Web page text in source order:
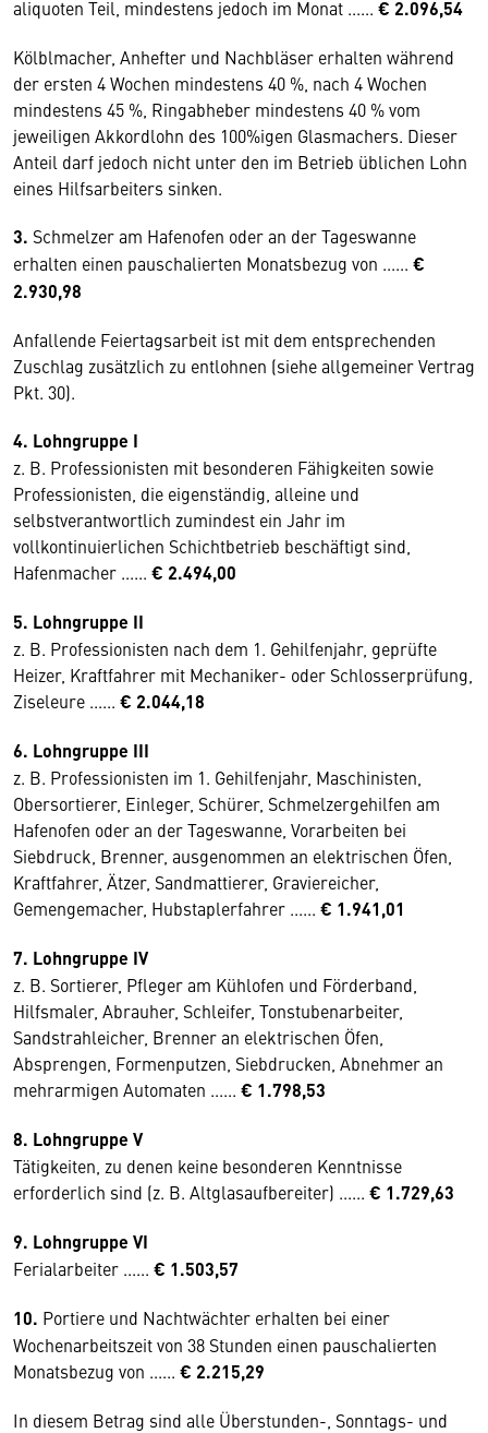
aliquoten Teil, mindestens jedoch im Monat ...... € 2.096,54
Kölblmacher, Anhefter und Nachbläser erhalten während
der ersten 4 Wochen mindestens 40 %, nach 4 Wochen
mindestens 45 %, Ringabheber mindestens 40 % vom
jeweiligen Akkordlohn des 100%igen Glasmachers. Dieser
Anteil darf jedoch nicht unter den im Betrieb üblichen Lohn
eines Hilfsarbeiters sinken.
3. Schmelzer am Hafenofen oder an der Tageswanne
erhalten einen pauschalierten Monatsbezug von ...... €
2.930,98
Anfallende Feiertagsarbeit ist mit dem entsprechenden
Zuschlag zusätzlich zu entlohnen (siehe allgemeiner Vertrag
Pkt. 30).
4. Lohngruppe I
z. B. Professionisten mit besonderen Fähigkeiten sowie
Professionisten, die eigenständig, alleine und
selbstverantwortlich zumindest ein Jahr im
vollkontinuierlichen Schichtbetrieb beschäftigt sind,
Hafenmacher ...... € 2.494,00
5. Lohngruppe II
z. B. Professionisten nach dem 1. Gehilfenjahr, geprüfte
Heizer, Kraftfahrer mit Mechaniker- oder Schlosserprüfung,
Ziseleure ...... € 2.044,18
6. Lohngruppe III
z. B. Professionisten im 1. Gehilfenjahr, Maschinisten,
Obersortierer, Einleger, Schürer, Schmelzergehilfen am
Hafenofen oder an der Tageswanne, Vorarbeiten bei
Siebdruck, Brenner, ausgenommen an elektrischen Öfen,
Kraftfahrer, Ätzer, Sandmattierer, Graviereicher,
Gemengemacher, Hubstaplerfahrer ...... € 1.941,01
7. Lohngruppe IV
z. B. Sortierer, Pfleger am Kühlofen und Förderband,
Hilfsmaler, Abrauher, Schleifer, Tonstubenarbeiter,
Sandstrahleicher, Brenner an elektrischen Öfen,
Absprengen, Formenputzen, Siebdrucken, Abnehmer an
mehrarmigen Automaten ...... € 1.798,53
8. Lohngruppe V
Tätigkeiten, zu denen keine besonderen Kenntnisse
erforderlich sind (z. B. Altglasaufbereiter) ...... € 1.729,63
9. Lohngruppe VI
Ferialarbeiter ...... € 1.503,57
10. Portiere und Nachtwächter erhalten bei einer
Wochenarbeitszeit von 38 Stunden einen pauschalierten
Monatsbezug von ...... € 2.215,29
In diesem Betrag sind alle Überstunden-, Sonntags- und